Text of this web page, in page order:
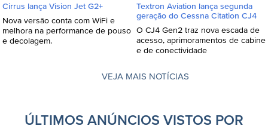
Cirrus lança Vision Jet G2+
Nova versão conta com WiFi e
melhora na performance de pouso
e decolagem.
Textron Aviation lança segunda
geração do Cessna Citation CJ4
O CJ4 Gen2 traz nova escada de
acesso, aprimoramentos de cabine
e de conectividade
VEJA MAIS NOTÍCIAS
ÚLTIMOS ANÚNCIOS VISTOS POR